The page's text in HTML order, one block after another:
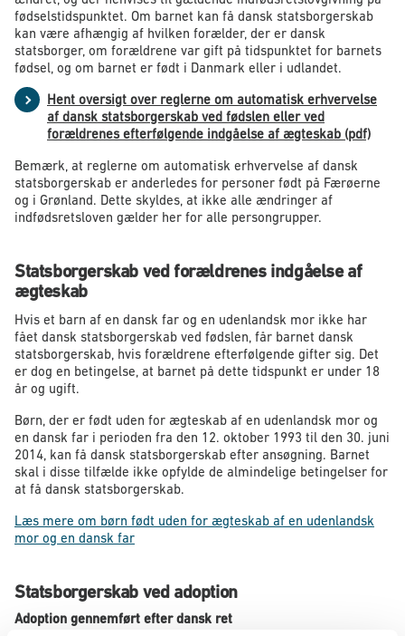
fødselstidspunktet. Om barnet kan få dansk statsborgerskab
kan være afhængig af hvilken forælder, der er dansk
statsborger, om forældrene var gift på tidspunktet for barnets
fødsel, og om barnet er født i Danmark eller i udlandet.
Hent oversigt over reglerne om automatisk erhvervelse
af dansk statsborgerskab ved fødslen eller ved
forældrenes efterfølgende indgåelse af ægteskab (pdf)
Bemærk, at reglerne om automatisk erhvervelse af dansk
statsborgerskab er anderledes for personer født på Færøerne
og i Grønland. Dette skyldes, at ikke alle ændringer af
indfødsretsloven gælder her for alle persongrupper.
Statsborgerskab ved forældrenes indgåelse af
ægteskab
Hvis et barn af en dansk far og en udenlandsk mor ikke har
fået dansk statsborgerskab ved fødslen, får barnet dansk
statsborgerskab, hvis forældrene efterfølgende gifter sig. Det
er dog en betingelse, at barnet på dette tidspunkt er under 18
år og ugift.
Børn, der er født uden for ægteskab af en udenlandsk mor og
en dansk far i perioden fra den 12. oktober 1993 til den 30. juni
2014, kan få dansk statsborgerskab efter ansøgning. Barnet
skal i disse tilfælde ikke opfylde de almindelige betingelser for
at få dansk statsborgerskab.
Læs mere om børn født uden for ægteskab af en udenlandsk
mor og en dansk far
Statsborgerskab ved adoption
Adoption gennemført efter dansk ret